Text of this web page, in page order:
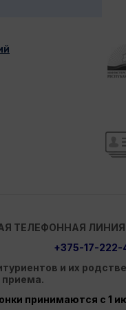
ТЕЛЕФОННАЯ
+375-17-222-
и их
приема.
принимаются с 1